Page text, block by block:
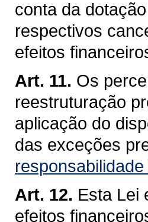
conta da
respectivos
efeitos
Art. 11. Os
reestruturação
aplicação do
das exceções
Art. 12. Esta Lei
efeitos